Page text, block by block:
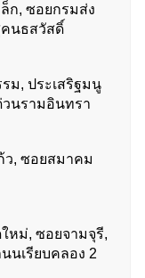
ก, ซอยกรมส่ง
คนธสวัสดิ์
ม, ประเสริฐมนู
วนรามอินทรา
, ซอยสมาคม
หม่, ซอยจามจุรี,
นเรียบคลอง 2